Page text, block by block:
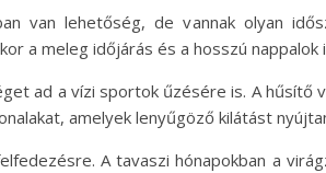
van lehetőség, de vannak olyan
a meleg időjárás és a hosszú
ad a vízi sportok űzésére is. A hűsítő
amelyek lenyűgöző kilátást
A tavaszi hónapokban a